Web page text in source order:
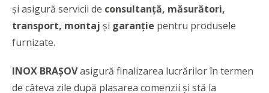
și asigură servicii de consultanță, măsurători,
transport, montaj și garanție pentru produsele
furnizate.
INOX BRAȘOVasigură finalizarea lucrărilor în termen
de câteva zile după plasarea comenzii și stă la